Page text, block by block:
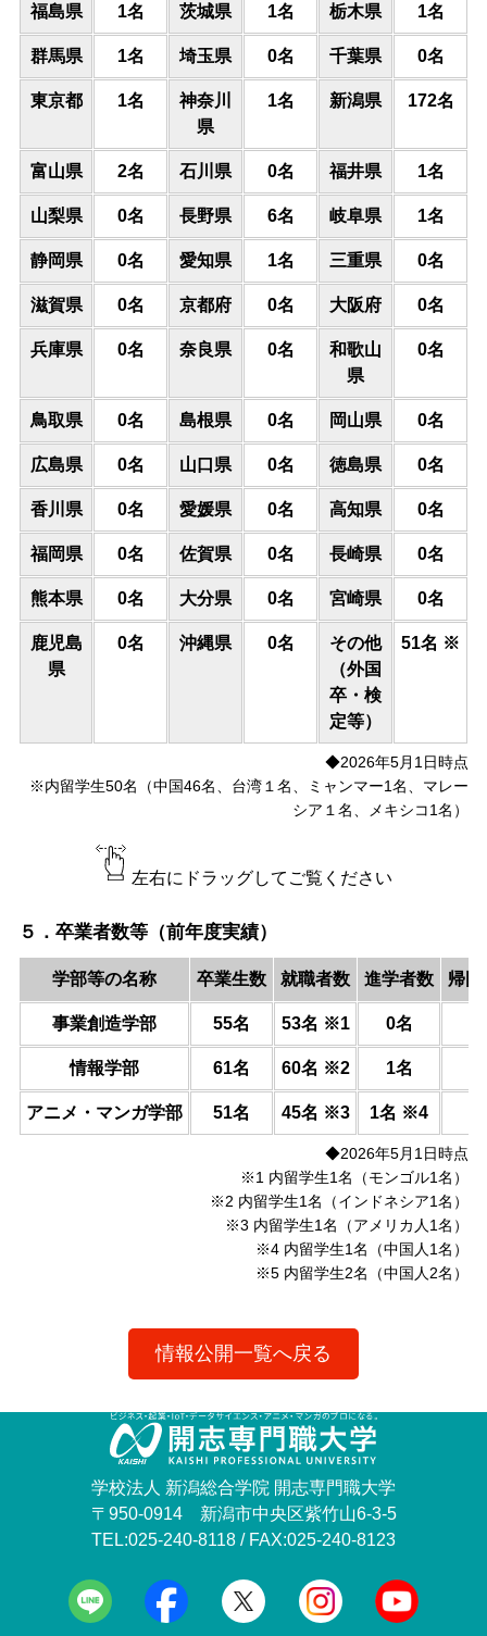
福島県 1名 茨城県 1名 栃木県 1名
群馬県 1名 埼玉県 0名 千葉県 0名
東京都 1名
神奈川
県
1名 新潟県 172名
富山県 2名 石川県 0名 福井県 1名
山梨県 0名 長野県 6名 岐阜県 1名
静岡県 0名 愛知県 1名 三重県 0名
滋賀県 0名 京都府 0名 大阪府 0名
兵庫県 0名 奈良県 0名
和歌山
県
0名
鳥取県 0名 島根県 0名 岡山県 0名
広島県 0名 山口県 0名 徳島県 0名
香川県 0名 愛媛県 0名 高知県 0名
福岡県 0名 佐賀県 0名 長崎県 0名
熊本県 0名 大分県 0名 宮崎県 0名
鹿児島
県
0名 沖縄県 0名
その他
（外国
卒・検
定等）
51名 ※
◆2026年5月1日時点
※内留学生50名（中国46名、台湾１名、ミャンマー1名、マレー
シア１名、メキシコ1名）
左右にドラッグしてご覧ください
５．卒業者数等（前年度実績）
学部等の名称 卒業生数 就職者数 進学者数 帰国
事業創造学部 55名 53名 ※1 0名
情報学部 61名 60名 ※2 1名
アニメ・マンガ学部 51名 45名 ※3 1名 ※4
◆2026年5月1日時点
※1 内留学生1名（モンゴル1名）
※2 内留学生1名（インドネシア1名）
※3 内留学生1名（アメリカ人1名）
※4 内留学生1名（中国人1名）
※5 内留学生2名（中国人2名）
情報公開一覧へ戻る
学校法人 新潟総合学院 開志専門職大学
〒950-0914 新潟市中央区紫竹山6-3-5
TEL:025-240-8118 / FAX:025-240-8123